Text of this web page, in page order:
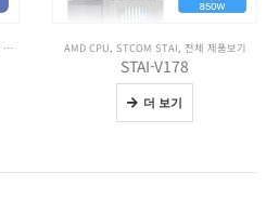
전체 제품보기AMD CPU, STCOM STAI, 전체 제품보기
STAI-V178
더 보기